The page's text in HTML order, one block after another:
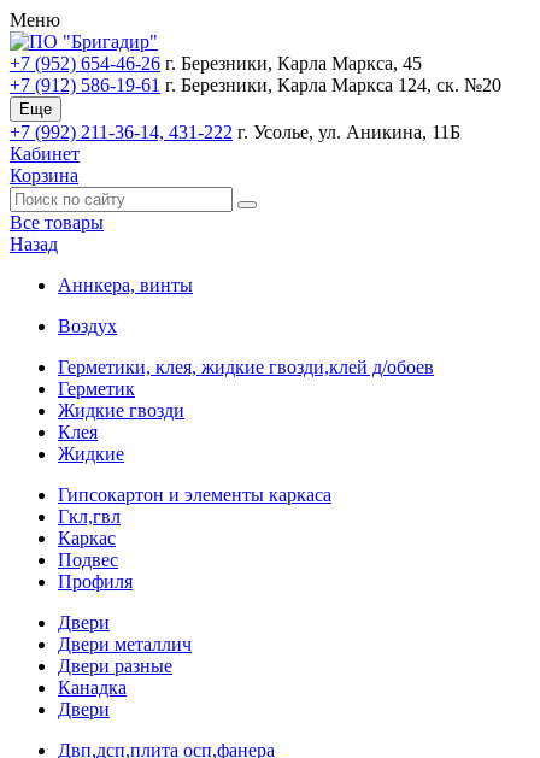
Меню
+7 (952) 654-46-26 г. Березники, Карла Маркса, 45
+7 (912) 586-19-61 г. Березники, Карла Маркса 124, ск. №20
Еще
+7 (992) 211-36-14, 431-222 г. Усолье, ул. Аникина, 11Б
Кабинет
Корзина
Все товары
Назад
Аннкера, винты
Воздух
Герметики, клея, жидкие гвозди,клей д/обоев
Герметик
Жидкие гвозди
Клея
Жидкие
Гипсокартон и элементы каркаса
Гкл,гвл
Каркас
Подвес
Профиля
Двери
Двери металлич
Двери разные
Канадка
Двери
Двп,дсп,плита осп,фанера